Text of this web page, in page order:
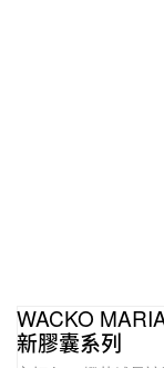
WACKO
新膠囊系列